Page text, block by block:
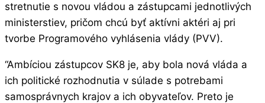
stretnutie s novou vládou a zástupcami jednotlivých
ministerstiev, pričom chcú byť aktívni aktéri aj pri
tvorbe Programového vyhlásenia vlády (PVV).
“Ambíciou zástupcov SK8 je, aby bola nová vláda a
ich politické rozhodnutia v súlade s potrebami
samosprávnych krajov a ich obyvateľov. Preto je